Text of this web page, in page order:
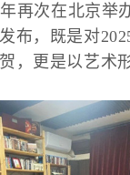
再次在北京举
布，既是对
，更是以艺术